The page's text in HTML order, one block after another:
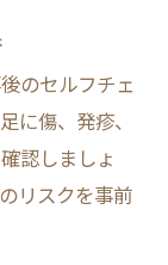
のセルフチェ
に傷、発疹、
認しましょ
リスクを事前